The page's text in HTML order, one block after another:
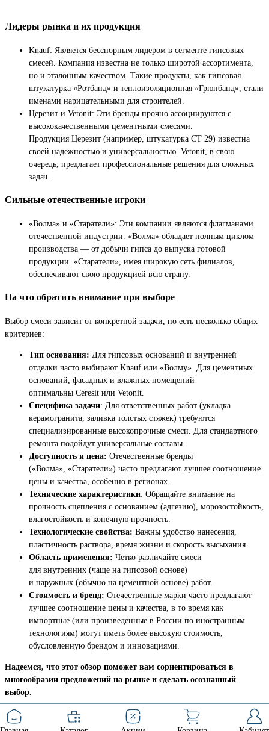
Лидеры рынка и их продукция
Knauf: Является бесспорным лидером в сегменте гипсовых
смесей. Компания известна не только широтой ассортимента,
но и эталонным качеством. Такие продукты, как гипсовая
штукатурка «Ротбанд» и теплоизоляционная «Грюнбанд», стали
именами нарицательными для строителей.
Церезит и Vetonit: Эти бренды прочно ассоциируются с
высококачественными цементными смесями.
Продукция Церезит (например, штукатурка CT 29) известна
своей надежностью и универсальностью. Vetonit, в свою
очередь, предлагает профессиональные решения для сложных
задач.
Сильные отечественные игроки
«Волма» и «Старатели»: Эти компании являются флагманами
отечественной индустрии. «Волма» обладает полным циклом
производства — от добычи гипса до выпуска готовой
продукции. «Старатели», имея широкую сеть филиалов,
обеспечивают свою продукцией всю страну.
На что обратить внимание при выборе
Выбор смеси зависит от конкретной задачи, но есть несколько общих
критериев:
Тип основания: Для гипсовых оснований и внутренней
отделки часто выбирают Knauf или «Волму». Для цементных
оснований, фасадных и влажных помещений
оптимальны Ceresit или Vetonit.
Специфика задачи: Для ответственных работ (укладка
керамогранита, заливка толстых стяжек) требуются
специализированные высокопрочные смеси. Для стандартного
ремонта подойдут универсальные составы.
Доступность и цена: Отечественные бренды
(«Волма», «Старатели») часто предлагают лучшее соотношение
цены и качества, особенно в регионах.
Технические характеристики: Обращайте внимание на
прочность сцепления с основанием (адгезию), морозостойкость,
влагостойкость и конечную прочность.
Технологические свойства: Важны удобство нанесения,
пластичность раствора, время жизни и скорость высыхания.
Область применения: Четко различайте смеси
для внутренних (чаще на гипсовой основе)
и наружных (обычно на цементной основе) работ.
Стоимость и бренд: Отечественные марки часто предлагают
лучшее соотношение цены и качества, в то время как
импортные (или произведенные в России по иностранным
технологиям) могут иметь более высокую стоимость,
обусловленную брендом и инновациями.
Надеемся, что этот обзор поможет вам сориентироваться в
многообразии предложений на рынке и сделать осознанный
выбор.